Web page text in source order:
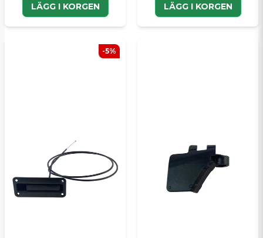
LÄGG I KORGEN LÄGG I KORGEN
-5%